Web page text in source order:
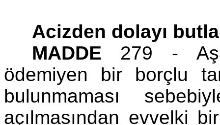
Acizden dolayı
MADDE 279 -
ödemiyen bir borçlu
bulunmaması
açılmasından evvelki